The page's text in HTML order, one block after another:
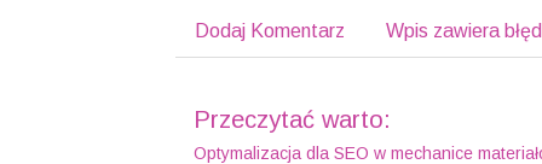
Dodaj Komentarz Wpis zawiera
Przeczytać warto:
Optymalizacja dla SEO w mechanice